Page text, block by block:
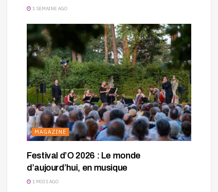
1 SEMAINE AGO
MAGAZINE
Festival d’O 2026 : Le monde
d’aujourd’hui, en musique
1 MOIS AGO